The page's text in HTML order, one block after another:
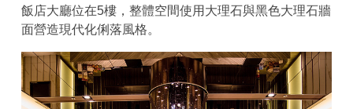
飯店大廳位在5樓，整體空間使用大理石與黑色大理石牆
面營造現代化俐落風格。